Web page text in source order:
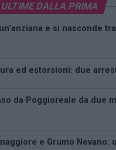
ULTIME DALLA PRIMA
e si nasconde
ed estorsioni: due
da Poggioreale da due
e Grumo Nevano: